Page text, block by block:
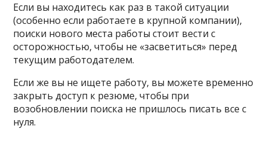
Если вы находитесь как раз в такой ситуации
(особенно если работаете в крупной компании),
поиски нового места работы стоит вести с
осторожностью, чтобы не «засветиться» перед
текущим работодателем.
Если же вы не ищете работу, вы можете временно
закрыть доступ к резюме, чтобы при
возобновлении поиска не пришлось писать все с
нуля.